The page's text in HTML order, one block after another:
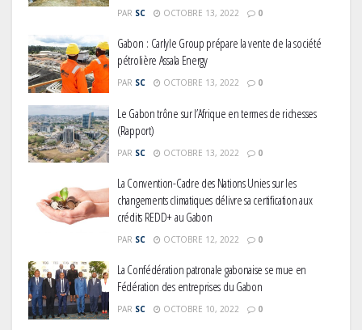
PAR SC OCTOBRE 13, 2022 0
Gabon : Carlyle Group prépare la vente de la société
pétrolière Assala Energy
PAR SC OCTOBRE 13, 2022 0
Le Gabon trône sur l’Afrique en termes de richesses
(Rapport)
PAR SC OCTOBRE 13, 2022 0
La Convention-Cadre des Nations Unies sur les
changements climatiques délivre sa certification aux
crédits REDD+ au Gabon
PAR SC OCTOBRE 12, 2022 0
La Confédération patronale gabonaise se mue en
Fédération des entreprises du Gabon
PAR SC OCTOBRE 10, 2022 0